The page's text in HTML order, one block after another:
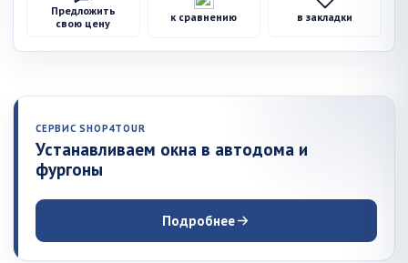
Предложить
свою цену
к сравнению в закладки
СЕРВИС SHOP4TOUR
Устанавливаем окна в автодома и
фургоны
Подробнее